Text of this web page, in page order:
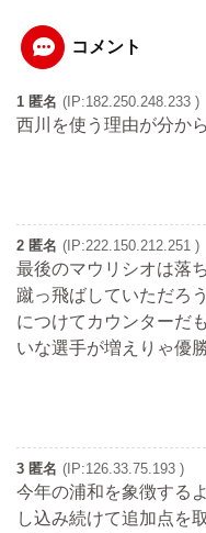
コメント
1 匿名 (IP:182.250.248.233 )
西川を使う理由が分か
2 匿名 (IP:222.150.212.251 )
最後のマウリシオは落
蹴っ飛ばしていただろ
につけてカウンターだ
いな選手が増えりゃ優
3 匿名 (IP:126.33.75.193 )
今年の浦和を象徴する
し込み続けて追加点を